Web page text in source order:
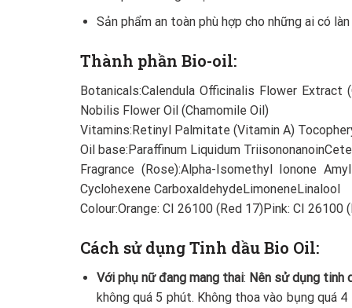
Sản phẩm an toàn phù hợp cho những ai có
Thành phần Bio-oil:
Botanicals:Calendula Officinalis Flower Extract
Nobilis Flower Oil (Chamomile Oil)
Vitamins:Retinyl Palmitate (Vitamin A)
Oil base:Paraffinum Liquidum
Fragrance (Rose):Alpha-Isomethyl Ionone
Cyclohexene CarboxaldehydeLimoneneLinalool
Colour:Orange: CI 26100 (Red 17)Pink: CI
Cách sử dụng Tinh dầu Bio Oil:
Với phụ nữ đang mang thai: Nên sử dụng tinh
không quá 5 phút. Không thoa vào bụng quá